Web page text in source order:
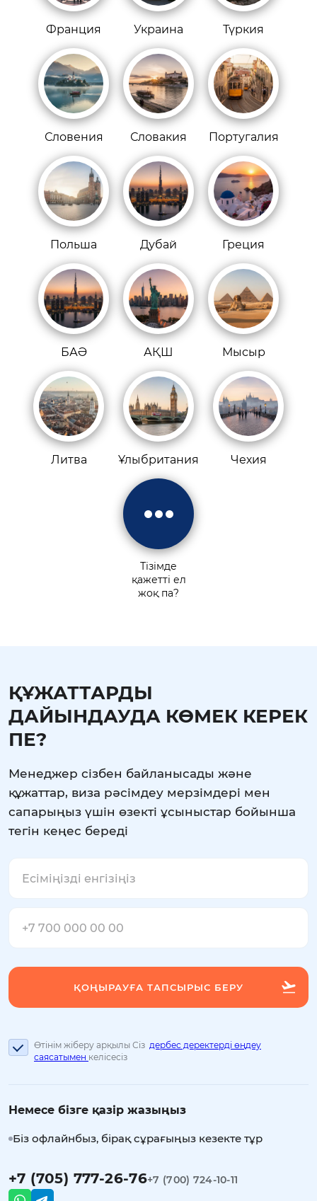
Франция Украина Түркия
Словения Словакия Португалия
Польша Дубай Греция
БАӘ АҚШ Мысыр
Литва Ұлыбритания Чехия
Тізімде
қажетті ел
жоқ па?
ҚҰЖАТТАРДЫ
ДАЙЫНДАУДА КӨМЕК КЕРЕК
ПЕ?
Менеджер сізбен байланысады және
құжаттар, виза рәсімдеу мерзімдері мен
сапарыңыз үшін өзекті ұсыныстар бойынша
тегін кеңес береді
Өтінім жіберу арқылы Сіз дербес деректерді өңдеу
саясатымен келісесіз
Немесе бізге қазір жазыңыз
Біз офлайнбыз, бірақ сұрағыңыз кезекте тұр
+7 (705) 777-26-76+7 (700) 724-10-11